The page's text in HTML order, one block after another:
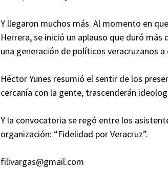
Y llegaron muchos más. Al momento en
Herrera, se inició un aplauso que duró
una generación de políticos veracruzanos
Héctor Yunes resumió el sentir de los
cercanía con la gente, trascenderán
Y la convocatoria se regó entre los
organización: “Fidelidad por Veracruz”.
filivargas@gmail.com